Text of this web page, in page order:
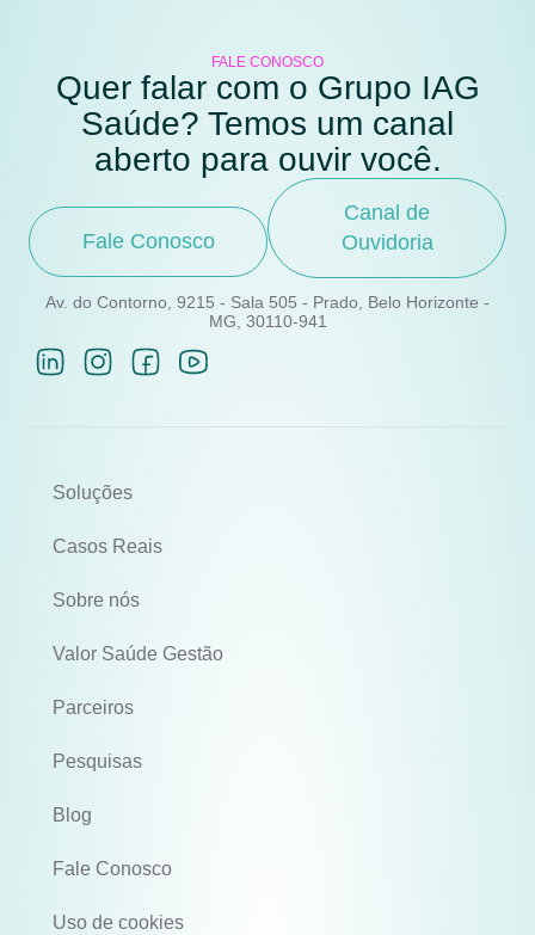
FALE CONOSCO
Quer falar com o Grupo IAG
Saúde? Temos um canal
aberto para ouvir você.
Fale Conosco
Canal de
Ouvidoria
Av. do Contorno, 9215 - Sala 505 - Prado, Belo Horizonte -
MG, 30110-941
Soluções
Casos Reais
Sobre nós
Valor Saúde Gestão
Parceiros
Pesquisas
Blog
Fale Conosco
Uso de cookies